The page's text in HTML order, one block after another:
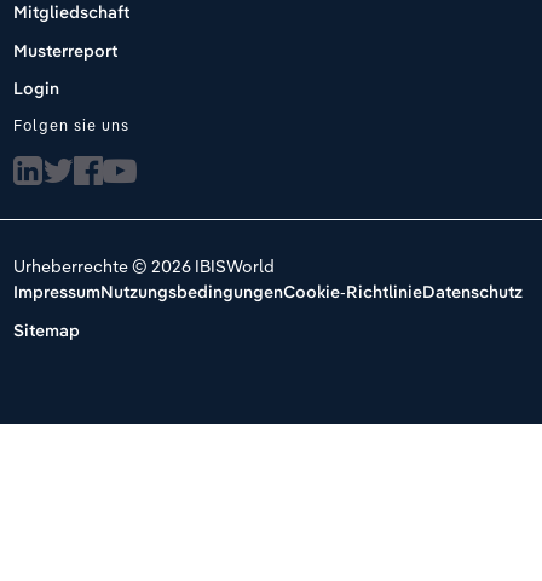
Mitgliedschaft
Musterreport
Login
Folgen sie uns
Urheberrechte © 2026 IBISWorld
ImpressumNutzungsbedingungenCookie-RichtlinieDatenschutz
Sitemap